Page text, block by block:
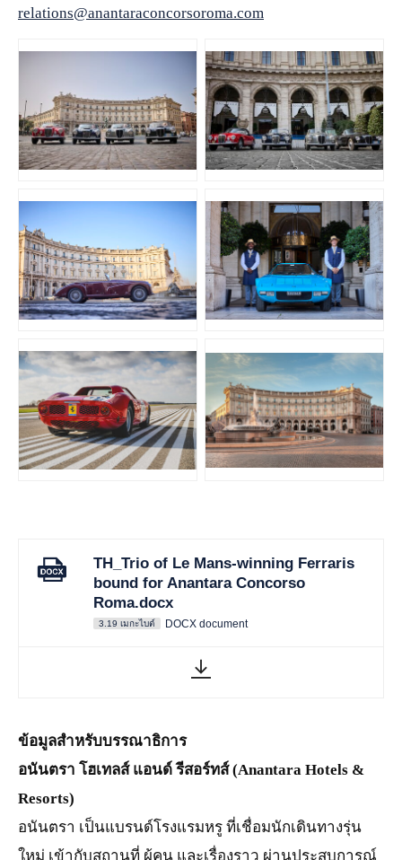
relations@anantaraconcorsoroma.com
JPG JPG
JPG JPG
JPG
TH_Trio of Le Mans-winning Ferraris
bound for Anantara Concorso
Roma.docx
3.19 เมกะไบต์ DOCX document
ข้อมูลสำหรับบรรณาธิการ
อนันตรา โฮเทลส์ แอนด์ รีสอร์ทส์ (Anantara Hotels &
Resorts)
อนันตรา เป็นแบรนด์โรงแรมหรู ที่เชื่อมนักเดินทางรุ่น
ใหม่ เข้ากับสถานที่ ผู้คน และเรื่องราว ผ่านประสบการณ์